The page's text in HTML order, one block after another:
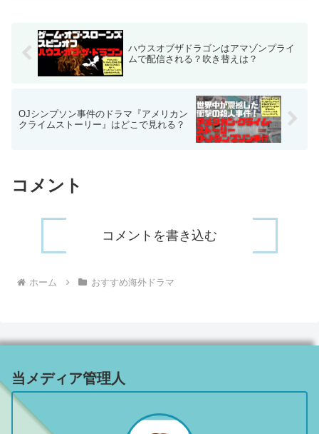
ハウスオブザドラゴンはアマゾンプライ
ムで配信される？吹き替えは？
OJシンプソン事件のドラマ『アメリカン
クライムストーリー』はどこで見れる？
コメント
コメントを書き込む
ホーム おすすめ海外ドラマ
当メディア管理人